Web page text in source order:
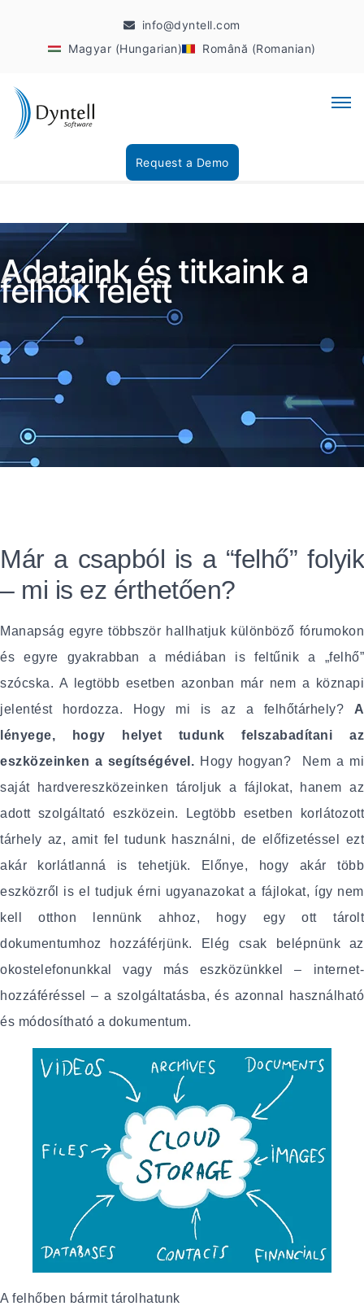
info@dyntell.com
Magyar (Hungarian)
Română (Romanian)
Request a Demo
Adataink és titkaink a
felhők felett
Már a csapból is a “felhő” folyik
– mi is ez érthetően?
Manapság egyre többször hallhatjuk különböző fórumokon
és egyre gyakrabban a médiában is feltűnik a „felhő”
szócska. A legtöbb esetben azonban már nem a köznapi
jelentést hordozza. Hogy mi is az a felhőtárhely? A
lényege, hogy helyet tudunk felszabadítani az
eszközeinken a segítségével. Hogy hogyan? Nem a mi
saját hardvereszközeinken tároljuk a fájlokat, hanem az
adott szolgáltató eszközein. Legtöbb esetben korlátozott
tárhely az, amit fel tudunk használni, de előfizetéssel ezt
akár korlátlanná is tehetjük. Előnye, hogy akár több
eszközről is el tudjuk érni ugyanazokat a fájlokat, így nem
kell otthon lennünk ahhoz, hogy egy ott tárolt
dokumentumhoz hozzáférjünk. Elég csak belépnünk az
okostelefonunkkal vagy más eszközünkkel – internet-
hozzáféréssel – a szolgáltatásba, és azonnal használható
és módosítható a dokumentum.
A felhőben bármit tárolhatunk